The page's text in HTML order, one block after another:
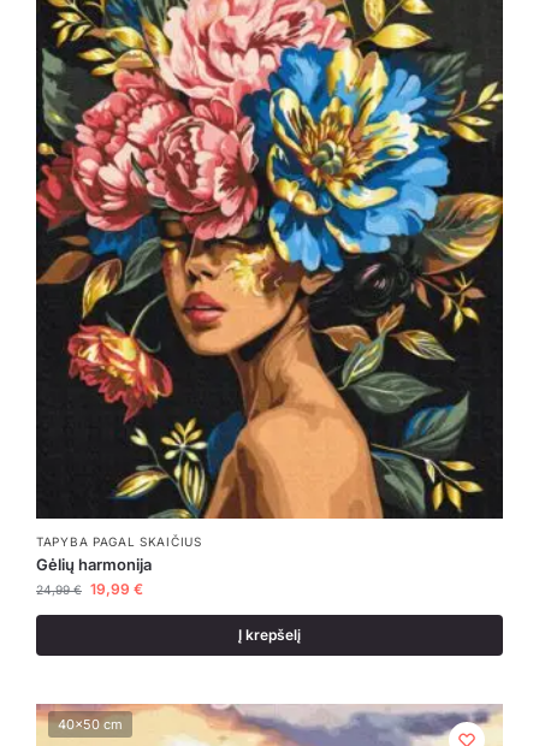
TAPYBA PAGAL SKAIČIUS
Gėlių harmonija
24,99€ 19,99 €
Į krepšelį
40x50 cm